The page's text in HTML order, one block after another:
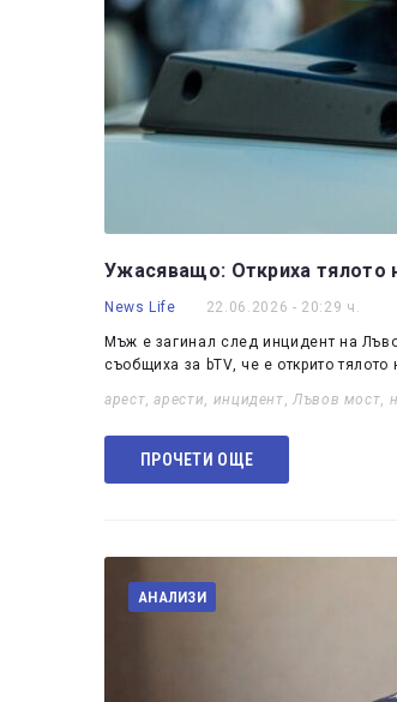
Ужасяващо: Откриха тялото
News Life 22.06.2026 - 20:29 ч.
Мъж е загинал след инцидент на
съобщиха за bTV, че е открито
арест,арести, инцидент,Лъвов мост,
ПРОЧЕТИ ОЩЕ
АНАЛИЗИ